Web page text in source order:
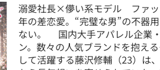
溺愛社長×儚い系モデル ファッ
年の差恋愛。“完璧な男”の不器
ない。 国内大手アパレル企業
ン。数々の人気ブランドを抱え
して活躍する藤沢修輔（23）は